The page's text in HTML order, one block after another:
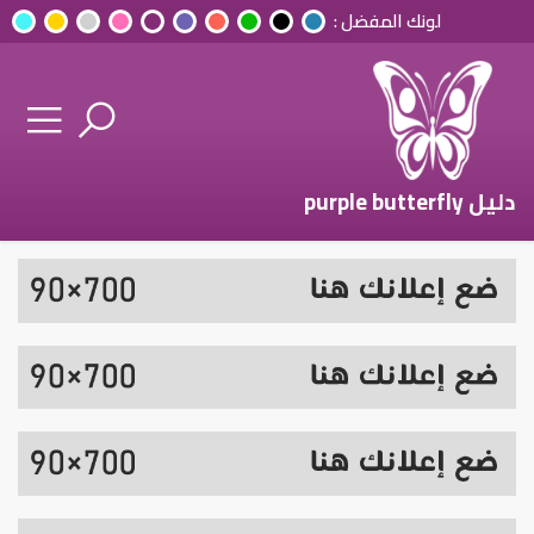
لونك المفضل :
دليل purple butterfly